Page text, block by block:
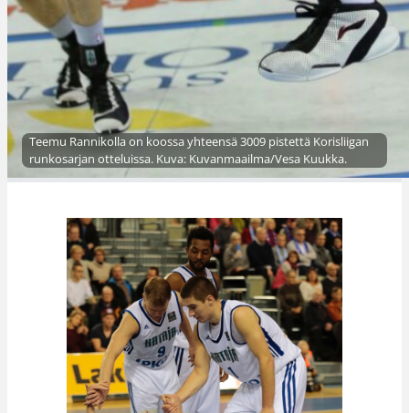
Teemu Rannikolla on koossa yhteensä 3009 pistettä Korisliigan
runkosarjan otteluissa. Kuva: Kuvanmaailma/Vesa Kuukka.